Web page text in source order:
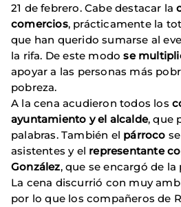
21 de febrero. Cabe destacar la
comercios, prácticamente la
que han querido sumarse al
la rifa. De este modose
apoyar a las personas más
pobreza.
A la cena acudieron todos los
ayuntamiento y el alcalde, que
palabras. También el párroco
asistentes y el representante
González, que se encargó de
La cena discurrió con muy
por lo que los compañeros de